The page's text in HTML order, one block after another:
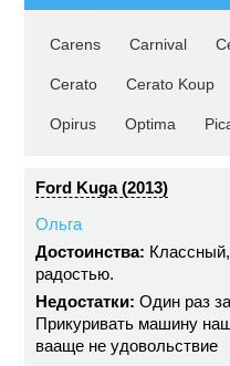
Carens Carnival
Cerato Cerato Koup
Opirus Optima
Ford Kuga (2013)
Ольга
Достоинства:
радостью.
Недостатки: Один раз
Прикуривать машину
вааще не удовольствие